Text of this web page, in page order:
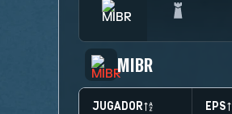
MIBR
JUGADOR EPS